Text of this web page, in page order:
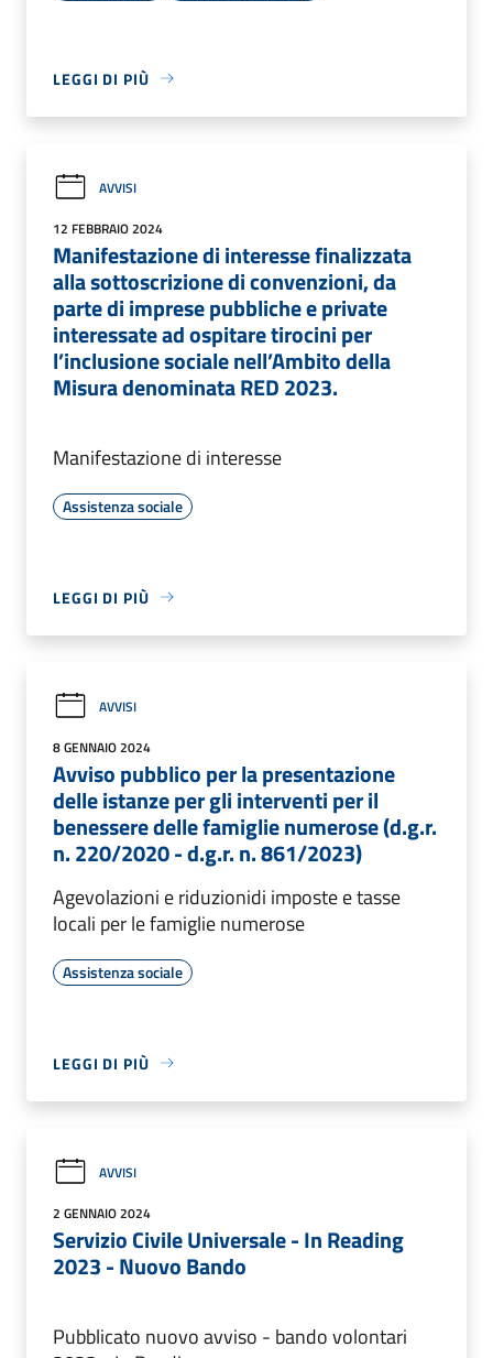
LEGGI DI PIÙ
AVVISI
12 FEBBRAIO 2024
Manifestazione di interesse finalizzata
alla sottoscrizione di convenzioni, da
parte di imprese pubbliche e private
interessate ad ospitare tirocini per
l’inclusione sociale nell’Ambito della
Misura denominata RED 2023.
Manifestazione di interesse
Assistenza sociale
LEGGI DI PIÙ
AVVISI
8 GENNAIO 2024
Avviso pubblico per la presentazione
delle istanze per gli interventi per il
benessere delle famiglie numerose (d.g.r.
n. 220/2020 - d.g.r. n. 861/2023)
Agevolazioni e riduzionidi imposte e tasse
locali per le famiglie numerose
Assistenza sociale
LEGGI DI PIÙ
AVVISI
2 GENNAIO 2024
Servizio Civile Universale - In Reading
2023 - Nuovo Bando
Pubblicato nuovo avviso - bando volontari